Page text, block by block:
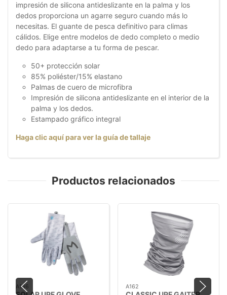
impresión de silicona antideslizante en la palma y los
dedos proporciona un agarre seguro cuando más lo
necesitas. El guante de pesca definitivo para climas
cálidos. Elige entre modelos de dedo completo o medio
dedo para adaptarse a tu forma de pescar.
50+ protección solar
85% poliéster/15% elastano
Palmas de cuero de microfibra
Impresión de silicona antideslizante en el interior de la
palma y los dedos.
Estampado gráfico integral
Haga clic aquí para ver la guía de tallaje
Productos relacionados
A166 A162